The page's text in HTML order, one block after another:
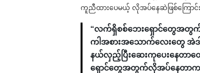
ကူညီထားပေမယ့် လိုအပ်နေဆဲဖြစ်ကြောင်
“လက်ရှိစစ်ဘေးရှောင်တွေအတွ
ကါအစားအသောက်လေးတွေ အဲဒါ
နယ်လှည့်ပြီးဆေးကုပေးနေတာတွ
ရှောင်တွေအတွက်လိုအပ်နေတာက